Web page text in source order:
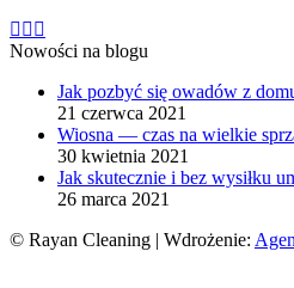
Facebook
page
window
X
page
in
new
window
page
in
new
window
Nowości na blogu
Jak pozbyć się owadów z
21 czerwca 2021
Wiosna — czas na wielkie
30 kwietnia 2021
Jak skutecznie i bez wysiłku
26 marca 2021
© Rayan Cleaning | Wdrożenie: